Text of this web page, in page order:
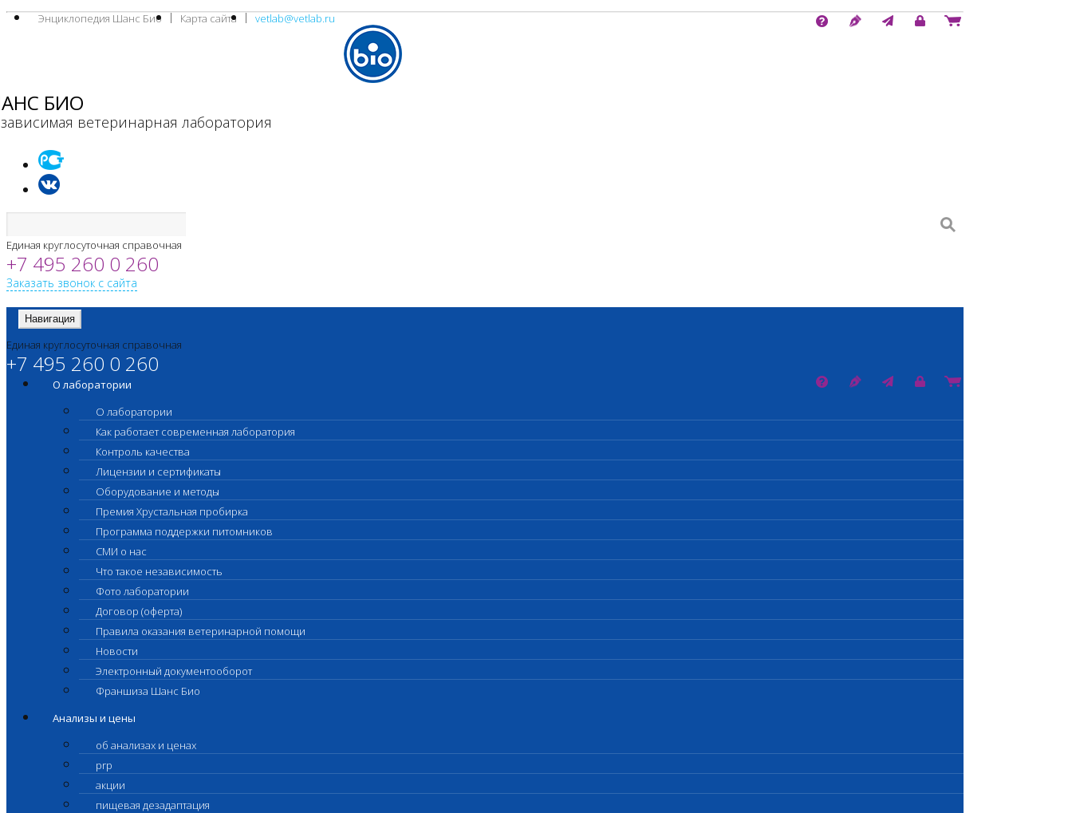
Энциклопедия Шанс Био Карта сайта vetlab@vetlab.ru
БИО
ветеринарная лаборатория
Единая круглосуточная справочная
+7 495 260 0 260
Заказать звонок с сайта
Навигация
Единая круглосуточная справочная
+7 495 260 0 260
О лаборатории
О лаборатории
Как работает современная лаборатория
Контроль качества
Лицензии и сертификаты
Оборудование и методы
Премия Хрустальная пробирка
Программа поддержки питомников
СМИ о нас
Что такое независимость
Фото лаборатории
Договор (оферта)
Правила оказания ветеринарной помощи
Новости
Электронный документооборот
Франшиза Шанс Био
Анализы и цены
об анализах и ценах
prp
акции
пищевая дезадаптация